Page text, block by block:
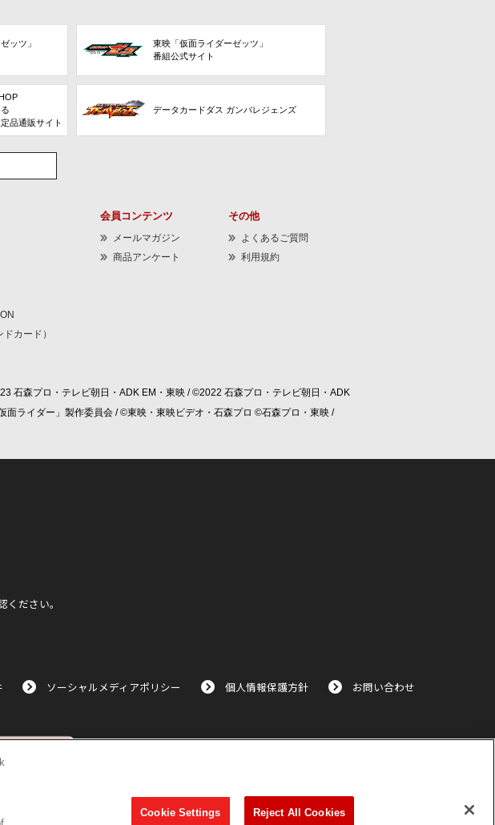
ッツ」
東映「仮面ライダーゼッツ」
番組公式サイト
品通販サイト
データカードダス ガンバレジェンズ
カード）
会員コンテンツ
メールマガジン
商品アンケート
その他
よくあるご質問
利用規約
石森プロ・テレビ朝日・ADK EM・東映 / ©2022 石森プロ・テレビ朝日・ADK
ライダー」製作委員会 / ©東映・東映ビデオ・石森プロ ©石森プロ・東映 /
ください。
ソーシャルメディアポリシー 個人情報保護方針 お問い合わせ
Cookie Settings Reject All Cookies